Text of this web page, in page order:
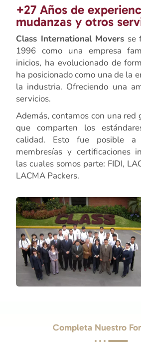
+27 Años de
mudanzas y otros
Class International Movers se
1996 como una empresa
inicios, ha evolucionado de
ha posicionado como una de la
la industria. Ofreciendo una
servicios.
Además, contamos con una red
que comparten los
calidad. Esto fue posible a
membresías y certificaciones
las cuales somos parte: FIDI,
LACMA Packers.
Completa Nuestro